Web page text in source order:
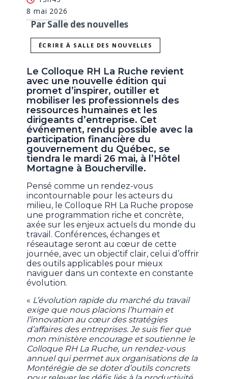
8 mai 2026
Par Salle des nouvelles
ÉCRIRE À SALLE DES NOUVELLES
Le Colloque RH La Ruche revient
avec une nouvelle édition qui
promet d’inspirer, outiller et
mobiliser les professionnels des
ressources humaines et les
dirigeants d’entreprise. Cet
événement, rendu possible avec la
participation financière du
gouvernement du Québec, se
tiendra le mardi 26 mai, à l’Hôtel
Mortagne à Boucherville.
Pensé comme un rendez-vous
incontournable pour les acteurs du
milieu, le Colloque RH La Ruche propose
une programmation riche et concrète,
axée sur les enjeux actuels du monde du
travail. Conférences, échanges et
réseautage seront au cœur de cette
journée, avec un objectif clair, celui d’offrir
des outils applicables pour mieux
naviguer dans un contexte en constante
évolution.
« L’évolution rapide du marché du travail
exige que nous placions l’humain et
l’innovation au cœur des stratégies
d’affaires des entreprises. Je suis fier que
mon ministère encourage et soutienne le
Colloque RH La Ruche, un rendez-vous
annuel qui permet aux organisations de la
Montérégie de se doter d’outils concrets